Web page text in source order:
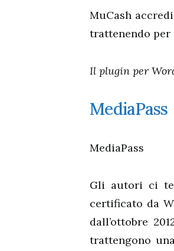
MuCash
trattenendo per
Il plugin per
MediaPass
MediaPass
Gli autori ci
certificato da
dall’ottobre
trattengono